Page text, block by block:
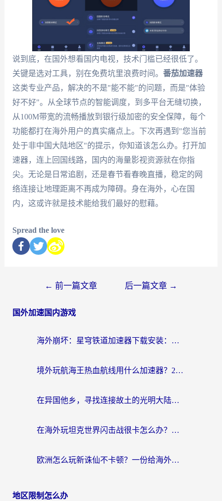
说到底，在国外想看国内电视，技术门槛已经很低了。
关键是选对工具，别在免费坑里浪费时间。 番茄加速器
这类专业产品，解决的不是"能不能"的问题，而是"体验
好不好"。从全球节点的智能调度，到多平台无缝切换，
从100M带宽的流畅播放到银行级加密的安全保障，每个
功能都打在海外用户的真实痛点上。下次再遇到"您当前
处于非中国大陆地区"的提示，你知道该怎么办。打开加
速器，连上回国线路，国内的海量影视资源就在你指
尖。无论是日常追剧，还是春节看春晚直播，稳定的网
络连接让地理距离不再成为障碍。身在海外，心在国
内，这或许就是技术能给我们最好的慰藉。
Spread the love
← 前一篇文章 后一篇文章 →
国外加速国内游戏
海外崩坏：星穹铁道加速器下载安装：一份给游子的终极网络指南
境外玩航海王热血航线用什么加速器？2026海外玩家实测最优方案（附欧洲问道堡垒前线加速技巧）
在异国他乡，寻找连接故土的光明大陆免费加速器
在海外玩坦克世界闪击战很卡怎么办？老玩家亲测有效的加速器选择指南
欧洲怎么玩新诛仙不卡顿？一份给海外游子的国服游戏畅玩指南
地区限制怎么办